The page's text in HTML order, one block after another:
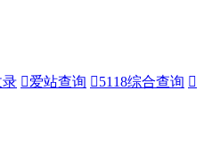
录 爱站查询 5118综合查询 